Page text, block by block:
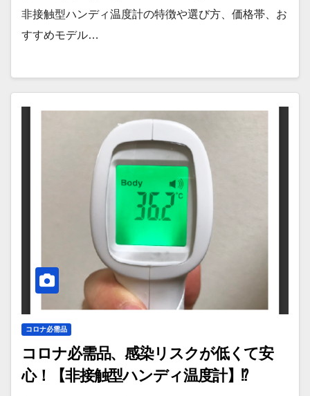
非接触型ハンディ温度計の特徴や選び方、価格帯、お
すすめモデル…
コロナ必需品
コロナ必需品、感染リスクが低くて安
心！【非接触型ハンディ温度計】⁉